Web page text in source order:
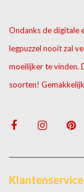
Ondanks de digitale
legpuzzel nooit zal
moeilijker te vinden.
soorten!
Klantenservice